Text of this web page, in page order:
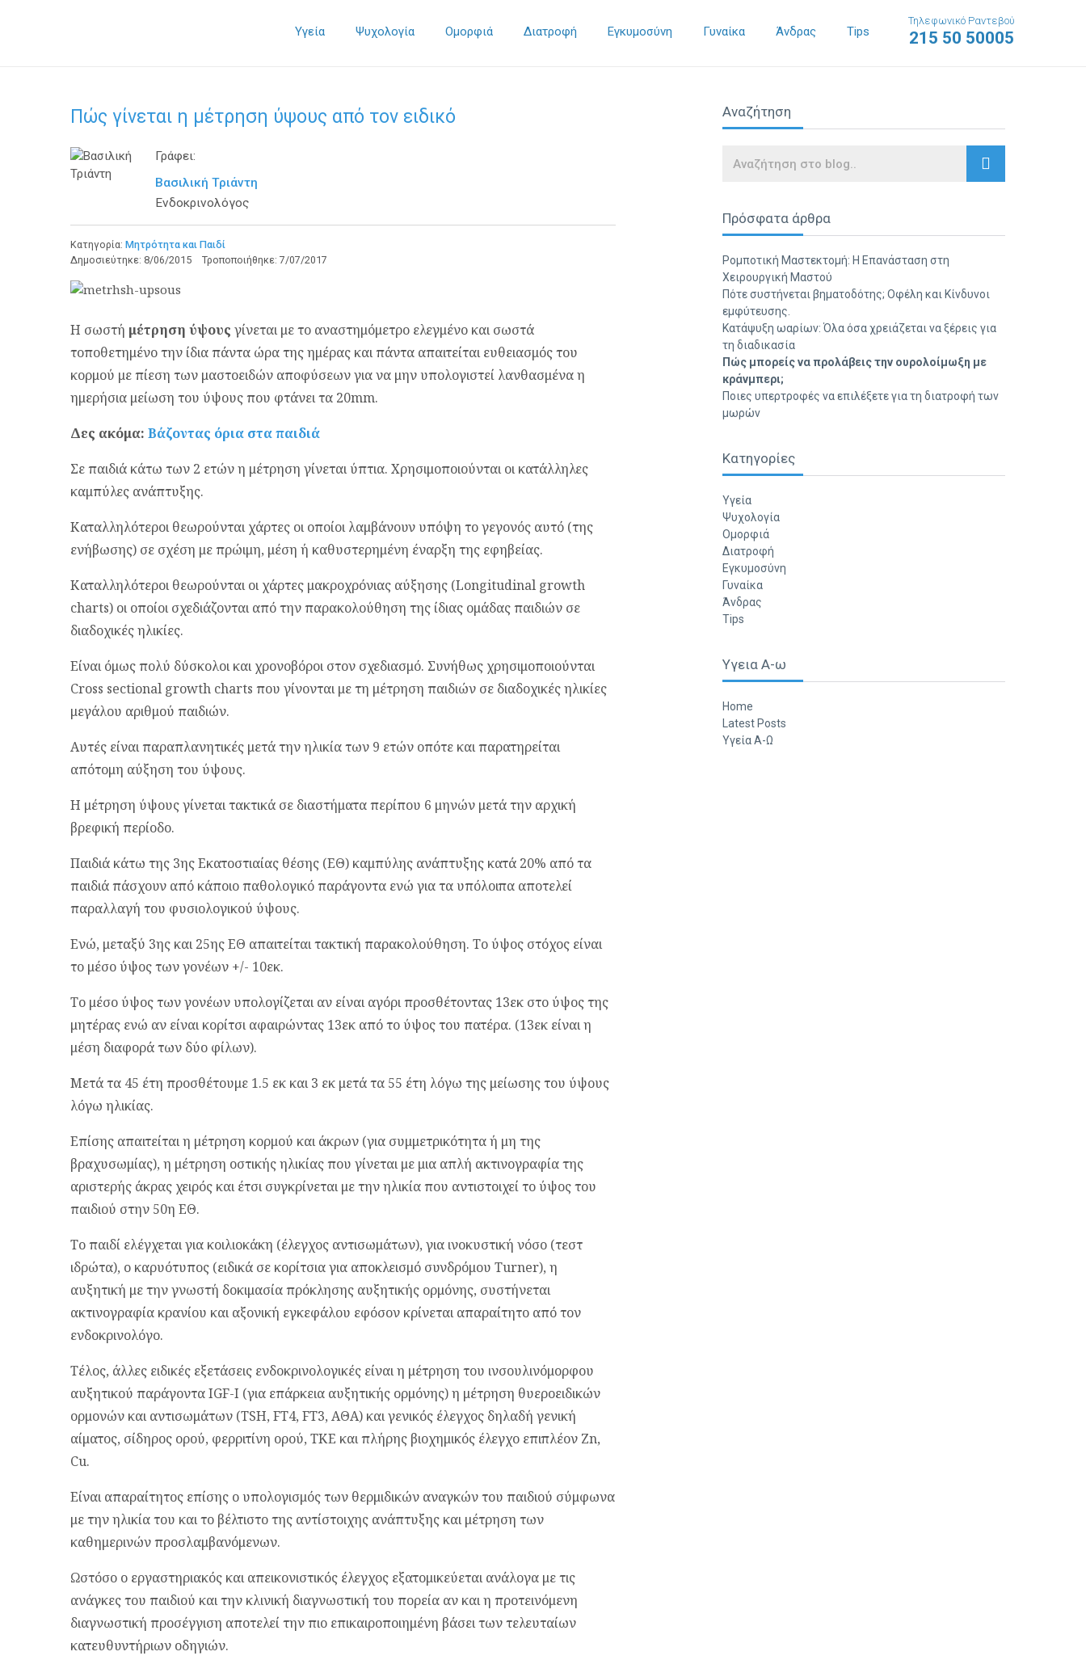
Υγεία Ψυχολογία Ομορφιά Διατροφή Εγκυμοσύνη Γυναίκα Άνδρας Tips
Τηλεφωνικό Ραντεβού
215 50 50005
Πώς γίνεται η μέτρηση ύψους από τον ειδικό
Γράφει:
Βασιλική Τριάντη
Ενδοκρινολόγος
Κατηγορία: Μητρότητα και Παιδί
Δημοσιεύτηκε: 8/06/2015 Τροποποιήθηκε: 7/07/2017
Η σωστή μέτρηση ύψους γίνεται με το αναστημόμετρο ελεγμένο και σωστά
τοποθετημένο την ίδια πάντα ώρα της ημέρας και πάντα απαιτείται ευθειασμός του
κορμού με πίεση των μαστοειδών αποφύσεων για να μην υπολογιστεί λανθασμένα η
ημερήσια μείωση του ύψους που φτάνει τα 20mm.
Δες ακόμα: Βάζοντας όρια στα παιδιά
Σε παιδιά κάτω των 2 ετών η μέτρηση γίνεται ύπτια. Χρησιμοποιούνται οι κατάλληλες
καμπύλες ανάπτυξης.
Καταλληλότεροι θεωρούνται χάρτες οι οποίοι λαμβάνουν υπόψη το γεγονός αυτό (της
ενήβωσης) σε σχέση με πρώιμη, μέση ή καθυστερημένη έναρξη της εφηβείας.
Καταλληλότεροι θεωρούνται οι χάρτες μακροχρόνιας αύξησης (Longitudinal growth
charts) οι οποίοι σχεδιάζονται από την παρακολούθηση της ίδιας ομάδας παιδιών σε
διαδοχικές ηλικίες.
Είναι όμως πολύ δύσκολοι και χρονοβόροι στον σχεδιασμό. Συνήθως χρησιμοποιούνται
Cross sectional growth charts που γίνονται με τη μέτρηση παιδιών σε διαδοχικές ηλικίες
μεγάλου αριθμού παιδιών.
Αυτές είναι παραπλανητικές μετά την ηλικία των 9 ετών οπότε και παρατηρείται
απότομη αύξηση του ύψους.
Η μέτρηση ύψους γίνεται τακτικά σε διαστήματα περίπου 6 μηνών μετά την αρχική
βρεφική περίοδο.
Παιδιά κάτω της 3ης Εκατοστιαίας θέσης (ΕΘ) καμπύλης ανάπτυξης κατά 20% από τα
παιδιά πάσχουν από κάποιο παθολογικό παράγοντα ενώ για τα υπόλοιπα αποτελεί
παραλλαγή του φυσιολογικού ύψους.
Ενώ, μεταξύ 3ης και 25ης ΕΘ απαιτείται τακτική παρακολούθηση. Το ύψος στόχος είναι
το μέσο ύψος των γονέων +/- 10εκ.
Το μέσο ύψος των γονέων υπολογίζεται αν είναι αγόρι προσθέτοντας 13εκ στο ύψος της
μητέρας ενώ αν είναι κορίτσι αφαιρώντας 13εκ από το ύψος του πατέρα. (13εκ είναι η
μέση διαφορά των δύο φίλων).
Μετά τα 45 έτη προσθέτουμε 1.5 εκ και 3 εκ μετά τα 55 έτη λόγω της μείωσης του ύψους
λόγω ηλικίας.
Επίσης απαιτείται η μέτρηση κορμού και άκρων (για συμμετρικότητα ή μη της
βραχυσωμίας), η μέτρηση οστικής ηλικίας που γίνεται με μια απλή ακτινογραφία της
αριστερής άκρας χειρός και έτσι συγκρίνεται με την ηλικία που αντιστοιχεί το ύψος του
παιδιού στην 50η ΕΘ.
Το παιδί ελέγχεται για κοιλιοκάκη (έλεγχος αντισωμάτων), για ινοκυστική νόσο (τεστ
ιδρώτα), ο καρυότυπος (ειδικά σε κορίτσια για αποκλεισμό συνδρόμου Turner), η
αυξητική με την γνωστή δοκιμασία πρόκλησης αυξητικής ορμόνης, συστήνεται
ακτινογραφία κρανίου και αξονική εγκεφάλου εφόσον κρίνεται απαραίτητο από τον
ενδοκρινολόγο.
Τέλος, άλλες ειδικές εξετάσεις ενδοκρινολογικές είναι η μέτρηση του ινσουλινόμορφου
αυξητικού παράγοντα IGF-I (για επάρκεια αυξητικής ορμόνης) η μέτρηση θυεροειδικών
ορμονών και αντισωμάτων (TSH, FT4, FT3, ΑΘΑ) και γενικός έλεγχος δηλαδή γενική
αίματος, σίδηρος ορού, φερριτίνη ορού, ΤΚΕ και πλήρης βιοχημικός έλεγχο επιπλέον Zn,
Cu.
Είναι απαραίτητος επίσης ο υπολογισμός των θερμιδικών αναγκών του παιδιού σύμφωνα
με την ηλικία του και το βέλτιστο της αντίστοιχης ανάπτυξης και μέτρηση των
καθημερινών προσλαμβανόμενων.
Ωστόσο ο εργαστηριακός και απεικονιστικός έλεγχος εξατομικεύεται ανάλογα με τις
ανάγκες του παιδιού και την κλινική διαγνωστική του πορεία αν και η προτεινόμενη
διαγνωστική προσέγγιση αποτελεί την πιο επικαιροποιημένη βάσει των τελευταίων
κατευθυντήριων οδηγιών.
Αναζήτηση
Search
Πρόσφατα άρθρα
Ρομποτική Μαστεκτομή: Η Επανάσταση στη
Χειρουργική Μαστού
Πότε συστήνεται βηματοδότης; Οφέλη και Κίνδυνοι
εμφύτευσης.
Κατάψυξη ωαρίων: Όλα όσα χρειάζεται να ξέρεις για
τη διαδικασία
Πώς μπορείς να προλάβεις την ουρολοίμωξη με
κράνμπερι;
Ποιες υπερτροφές να επιλέξετε για τη διατροφή των
μωρών
Κατηγορίες
Υγεία
Ψυχολογία
Ομορφιά
Διατροφή
Εγκυμοσύνη
Γυναίκα
Άνδρας
Tips
Υγεια Α-ω
Home
Latest Posts
Υγεία Α-Ω